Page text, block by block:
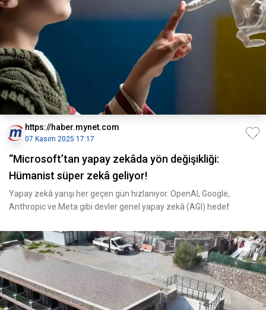
https://haber.mynet.com
07 Kasım 2025 17:17
“Microsoft’tan yapay zekâda yön değişikliği:
Hümanist süper zekâ geliyor!
Yapay zekâ yarışı her geçen gün hızlanıyor. OpenAI, Google,
Anthropic ve Meta gibi devler genel yapay zekâ (AGI) hedef